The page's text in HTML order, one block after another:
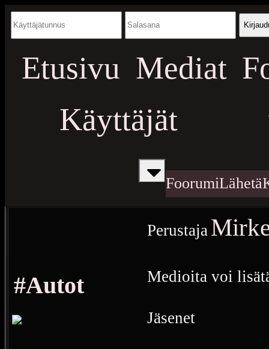
Etusivu Mediat
Käyttäjät
FoorumiLähetä
#Autot
Perustaja
Medioita voi
Jäsenet